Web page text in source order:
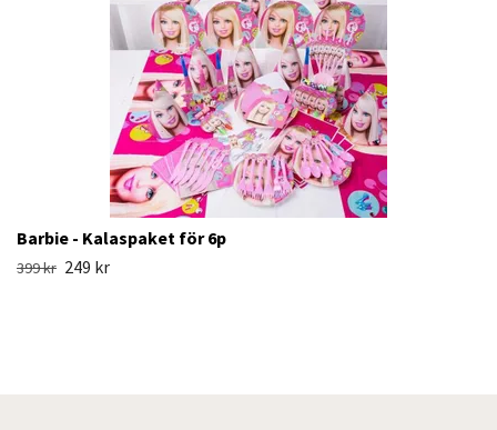
Barbie - Kalaspaket för 6p
399 kr 249 kr